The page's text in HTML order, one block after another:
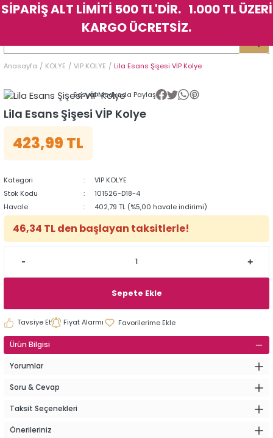
Geri Dön
Geri Dön
Geri Dön
Geri Dön
Geri Dön
Geri Dön
Anasayfa KOLYE VIP KOLYE Lila Esans Şişesi VİP Kolye
Sosyal Medyada Paylaş
Lila Esans Şişesi VİP Kolye
423,99 TL
Kategori
VIP KOLYE
Stok Kodu
101526-D18-4
Havale
402,79 TL (%5,00 havale indirimi)
46,34 TL den başlayan taksitlerle!
Sepete Ekle
Tavsiye Et Fiyat Alarmı
Ürün Bilgisi
Yorumlar
Soru & Cevap
Taksit Seçenekleri
Önerileriniz
Geri Dön
Geri Dön
Geri Dön
Geri Dön
Geri Dön
Geri Dön
SİPARİŞ ALT LİMİTİ 500 TL'DİR. 1.000 TL ÜZERİ
KARGO ÜCRETSİZ.